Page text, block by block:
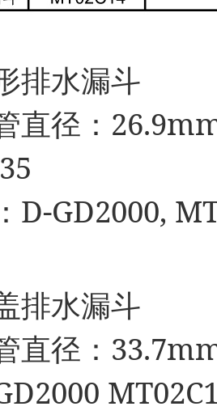
排水漏斗
直径：
D-GD2000,
排水漏斗
直径：